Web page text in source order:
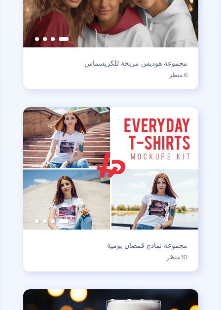
مجموعة هوديس مريحة للكريسماس
6 منظر
مجموعة نماذج قمصان يومية
10 منظر